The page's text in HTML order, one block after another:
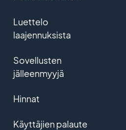
Luettelo
laajennuksista
Sovellusten
jälleenmyyjä
Hinnat
Käyttäjien palaute